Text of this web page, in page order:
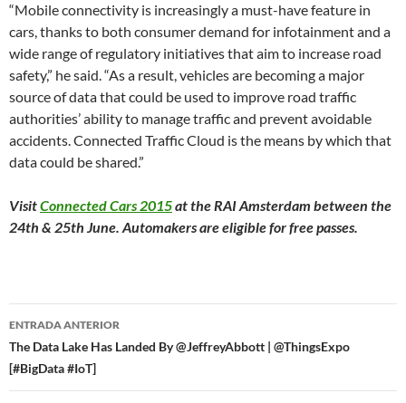
“Mobile connectivity is increasingly a must-have feature in
cars, thanks to both consumer demand for infotainment and a
wide range of regulatory initiatives that aim to increase road
safety,” he said. “As a result, vehicles are becoming a major
source of data that could be used to improve road traffic
authorities’ ability to manage traffic and prevent avoidable
accidents. Connected Traffic Cloud is the means by which that
data could be shared.”
VisitConnected Cars 2015at the RAI Amsterdam between the
24th & 25th June. Automakers are eligible for free passes.
Navegador
de
entradas
ENTRADA ANTERIOR
The Data Lake Has Landed By @JeffreyAbbott | @ThingsExpo
[#BigData #IoT]